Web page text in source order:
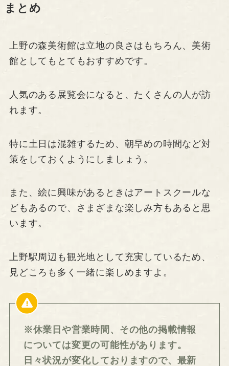
まとめ
上野の森美術館は立地の良さはもちろん、美術
館としてもとてもおすすめです。
人気のある展覧会になると、たくさんの人が訪
れます。
特に土日は混雑するため、朝早めの時間など対
策をしておくようにしましょう。
また、絵に興味があるときはアートスクールな
どもあるので、さまざまな楽しみ方もあると思
います。
上野駅周辺も観光地として充実しているため、
見どころも多く一緒に楽しめますよ。
※休業日や営業時間、その他の掲載情報
については変更の可能性があります。
日々状況が変化しておりますので、最新